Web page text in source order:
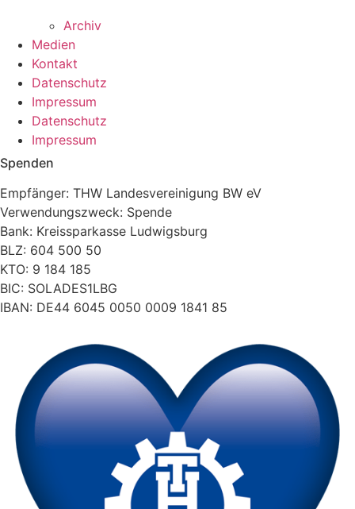
Archiv
Medien
Kontakt
Datenschutz
Impressum
Datenschutz
Impressum
Spenden
Empfänger: THW Landesvereinigung BW eV
Verwendungszweck: Spende
Bank: Kreissparkasse Ludwigsburg
BLZ: 604 500 50
KTO: 9 184 185
BIC: SOLADES1LBG
IBAN: DE44 6045 0050 0009 1841 85